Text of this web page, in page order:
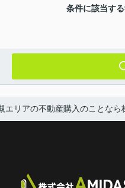
条件に該当す
エリアの不動産購入のことなら